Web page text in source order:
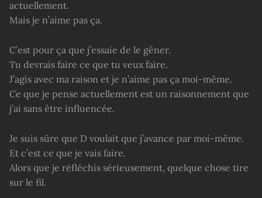
actuellement.
Mais je n’aime pas ça.
C’est pour ça que j’essaie de le gêner.
Tu devrais faire ce que tu veux faire.
J’agis avec ma raison et je n’aime pas ça moi-même.
Ce que je pense actuellement est un raisonnement que
j’ai sans être influencée.
Je suis sûre que D voulait que j’avance par moi-même.
Et c’est ce que je vais faire.
Alors que je réfléchis sérieusement, quelque chose tire
sur le fil.